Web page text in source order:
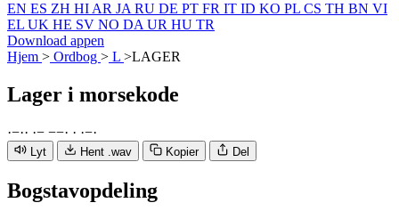
EN ES ZH HI AR JA RU DE PT FR IT ID KO PL CS TH BN VI
EL UK HE SV NO DA UR HU TR
Download appen
Hjem > Ordbog > L >LAGER
Lager i morsekode
·−·· ·− −−· · ·−·
Lyt Hent .wav Kopier Del
Bogstavopdeling